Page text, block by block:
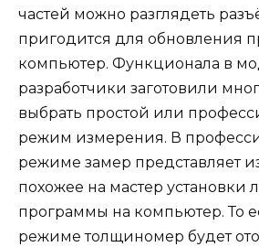
частей можно разглядеть
пригодится для обновления
компьютер. Функционала в
разработчики заготовили
выбрать простой или
режим измерения. В
режиме замер представляет
похожее на мастер установки
программы на компьютер. То
режиме толщиномер будет